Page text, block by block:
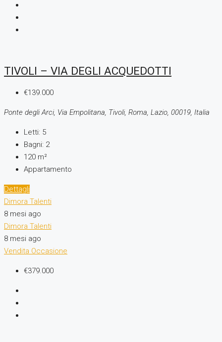
TIVOLI – VIA DEGLI ACQUEDOTTI
€139.000
Ponte degli Arci, Via Empolitana, Tivoli, Roma, Lazio, 00019, Italia
Letti: 5
Bagni: 2
120 m²
Appartamento
Dettagli
Dimora Talenti
8 mesi ago
Dimora Talenti
8 mesi ago
Vendita Occasione
€379.000